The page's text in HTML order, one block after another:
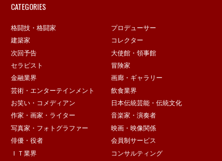
CATEGORIES
格闘技・格闘家
プロデューサー
建築家
コレクター
次回予告
大使館・領事館
セラピスト
冒険家
金融業界
画廊・ギャラリー
芸術・エンターテインメント
飲食業界
お笑い・コメディアン
日本伝統芸能・伝統文化
作家・画家・ライター
音楽家・演奏者
写真家・フォトグラファー
映画・映像関係
俳優・役者
会員制サービス
ＩＴ業界
コンサルティング